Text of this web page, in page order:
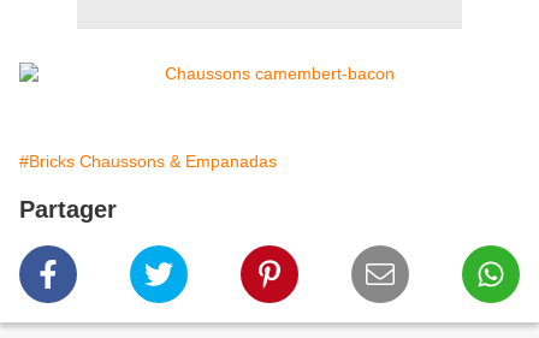
#Bricks Chaussons & Empanadas
Partager